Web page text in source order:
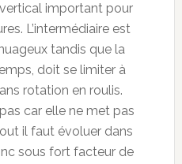
important pour
L’intermédiaire est
tandis que la
doit se limiter à
rotation en roulis.
car elle ne met pas
il faut évoluer dans
sous fort facteur de